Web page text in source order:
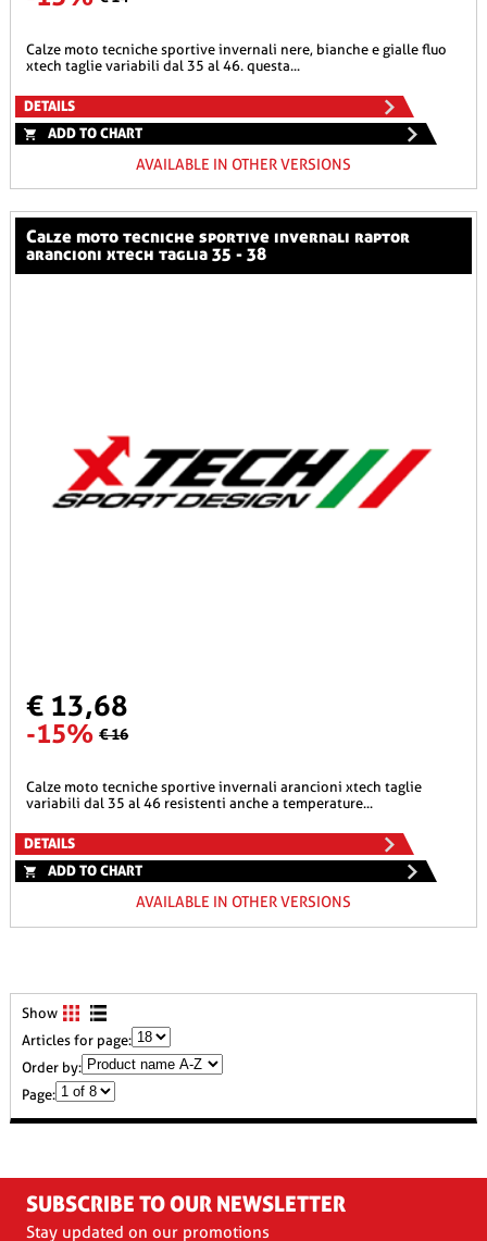
calze moto tecniche sportive invernali nere, bianche e gialle fluo
xtech taglie variabili dal 35 al 46. questa...
DETAILS
ADD TO CHART
AVAILABLE IN OTHER VERSIONS
calze moto tecniche sportive invernali raptor
arancioni xtech taglia 35 - 38
€ 13,68
-15% € 16
calze moto tecniche sportive invernali arancioni xtech taglie
variabili dal 35 al 46 resistenti anche a temperature...
DETAILS
ADD TO CHART
AVAILABLE IN OTHER VERSIONS
Show
Articles for page:
Order by:
Page:
SUBSCRIBE TO OUR NEWSLETTER
Stay updated on our promotions